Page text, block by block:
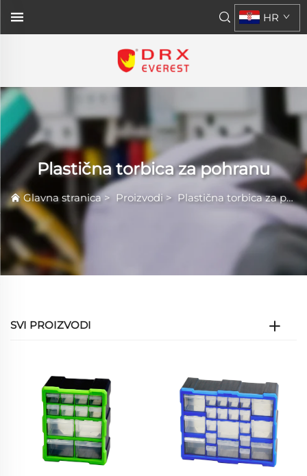
HR
Plastična torbica za pohranu
Glavna stranica > Proizvodi> Plastična torbica za pohranu
SVI PROIZVODI